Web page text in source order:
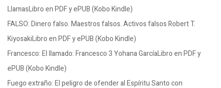
LlamasLibro en PDF y ePUB (Kobo Kindle)
FALSO: Dinero falso. Maestros falsos. Activos falsos Robert T.
KiyosakiLibro en PDF y ePUB (Kobo Kindle)
Francesco: El llamado: Francesco 3 Yohana GarcíaLibro en PDF y
ePUB (Kobo Kindle)
Fuego extraño: El peligro de ofender al Espíritu Santo con